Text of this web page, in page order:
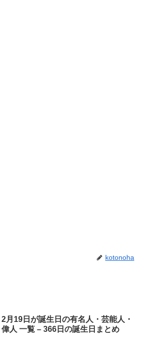
kotonoha
2月19日が誕生日の有名人・芸能人・
偉人 一覧 – 366日の誕生日まとめ